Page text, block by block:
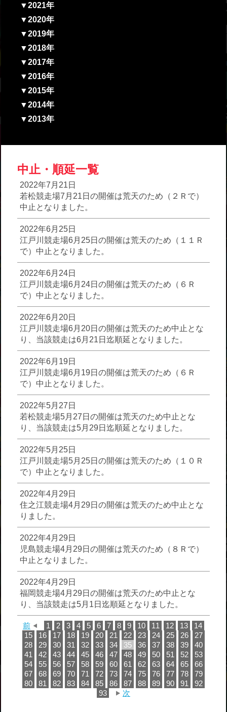
▼2021年
▼2020年
▼2019年
▼2018年
▼2017年
▼2016年
▼2015年
▼2014年
▼2013年
中止・順延一覧
2022年7月21日
若松競走場7月21日の開催は荒天のため（２Ｒで）
中止となりました。
2022年6月25日
江戸川競走場6月25日の開催は荒天のため（１１Ｒ
で）中止となりました。
2022年6月24日
江戸川競走場6月24日の開催は荒天のため（６Ｒ
で）中止となりました。
2022年6月20日
江戸川競走場6月20日の開催は荒天のため中止とな
り、当該競走は6月21日迄順延となりました。
2022年6月19日
江戸川競走場6月19日の開催は荒天のため（６Ｒ
で）中止となりました。
2022年5月27日
若松競走場5月27日の開催は荒天のため中止とな
り、当該競走は5月29日迄順延となりました。
2022年5月25日
江戸川競走場5月25日の開催は荒天のため（１０Ｒ
で）中止となりました。
2022年4月29日
住之江競走場4月29日の開催は荒天のため中止とな
りました。
2022年4月29日
児島競走場4月29日の開催は荒天のため（８Ｒで）
中止となりました。
2022年4月29日
福岡競走場4月29日の開催は荒天のため中止とな
り、当該競走は5月1日迄順延となりました。
前 1 2 3 4 5 6 7 8 9 10 11 12 13
14
15
16 17 18 19 20 21 22 23 24 25 26
27
28
29 30 31 32 33 34 35 36 37 38 39
40
41
42 43 44 45 46 47 48 49 50 51 52
53
54
55 56 57 58 59 60 61 62 63 64 65
66
67
68 69 70 71 72 73 74 75 76 77 78
79
80
81 82 83 84 85 86 87 88 89 90 91
92
93
次